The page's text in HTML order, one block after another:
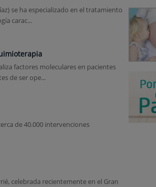
se ha especializado en el tratamiento
carac...
factores moleculares en pacientes
de ser ope...
de 40.000 intervenciones
celebrada recientemente en el Gran